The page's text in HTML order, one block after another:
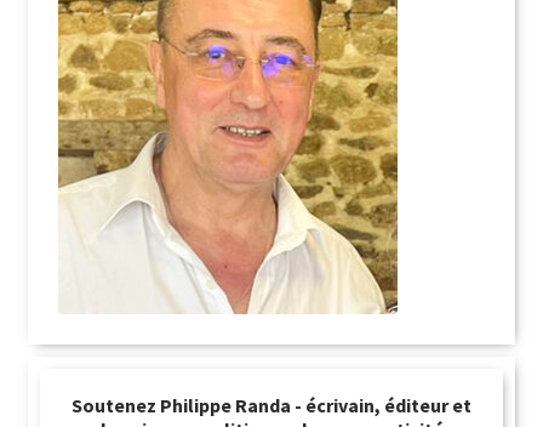
Soutenez Philippe Randa - écrivain, éditeur et